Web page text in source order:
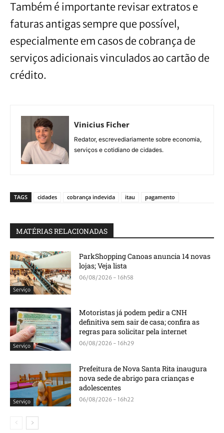
Também é importante revisar extratos e
faturas antigas sempre que possível,
especialmente em casos de cobrança de
serviços adicionais vinculados ao cartão de
crédito.
Vinicius Ficher
Redator, escrevediariamente sobre economia,
serviços e cotidiano de cidades.
TAGS cidades cobrança indevida itau pagamento
MATÉRIAS RELACIONADAS
Serviço
ParkShopping Canoas anuncia 14 novas
lojas; Veja lista
06/08/2026 - 16h58
Serviço
Motoristas já podem pedir a CNH
definitiva sem sair de casa; confira as
regras para solicitar pela internet
06/08/2026 - 16h29
Serviço
Prefeitura de Nova Santa Rita inaugura
nova sede de abrigo para crianças e
adolescentes
06/08/2026 - 16h22